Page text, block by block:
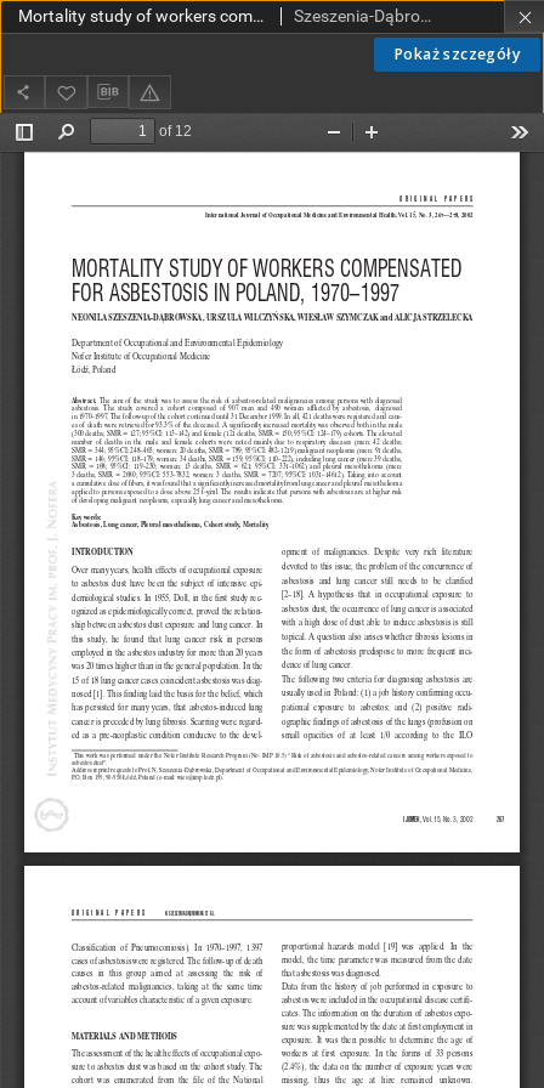
Pokaż szczegóły
Mortality study of workers compensated for asbestosis in Poland, 1970-1997 Szeszenia-Dąbrowska, Neonila; Wilczyńska, Urszula; Szymczak, Wiesław; Strzelecka, Alicja